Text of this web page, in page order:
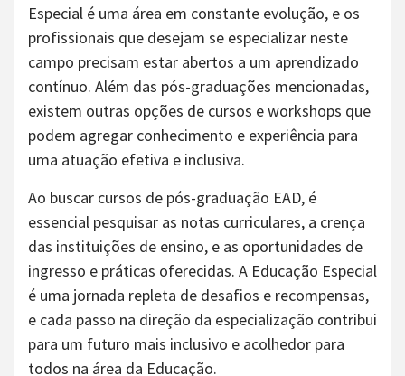
Especial é uma área em constante evolução, e os
profissionais que desejam se especializar neste
campo precisam estar abertos a um aprendizado
contínuo. Além das pós-graduações mencionadas,
existem outras opções de cursos e workshops que
podem agregar conhecimento e experiência para
uma atuação efetiva e inclusiva.
Ao buscar cursos de pós-graduação EAD, é
essencial pesquisar as notas curriculares, a crença
das instituições de ensino, e as oportunidades de
ingresso e práticas oferecidas. A Educação Especial
é uma jornada repleta de desafios e recompensas,
e cada passo na direção da especialização contribui
para um futuro mais inclusivo e acolhedor para
todos na área da Educação.